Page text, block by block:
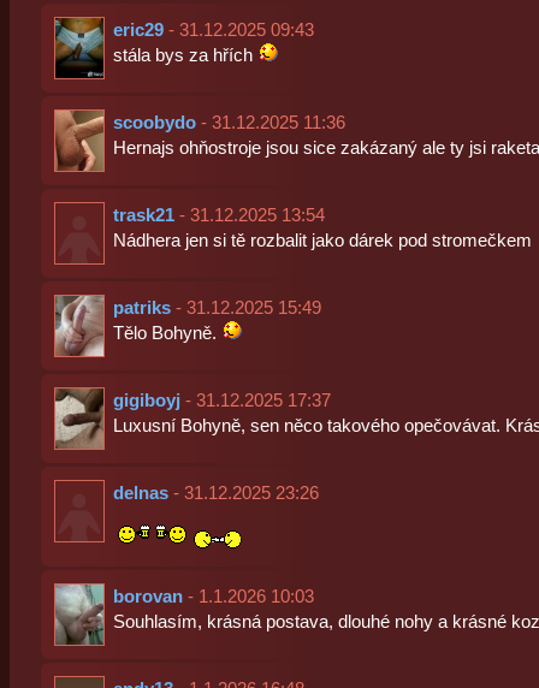
eric29- 31.12.2025 09:43
stála bys za hřích
scoobydo- 31.12.2025 11:36
Hernajs ohňostroje jsou sice zakázaný ale ty jsi
trask21- 31.12.2025 13:54
Nádhera jen si tě rozbalit jako dárek pod stromečkem
patriks- 31.12.2025 15:49
Tělo Bohyně.
gigiboyj - 31.12.2025 17:37
Luxusní Bohyně, sen něco takového opečovávat.
delnas- 31.12.2025 23:26
borovan- 1.1.2026 10:03
Souhlasím, krásná postava, dlouhé nohy a krásné